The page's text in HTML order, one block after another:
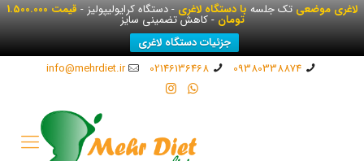
لاغری موضعیتک جلسهبا دستگاه لاغری- دستگاه کرایولیپولیز - قیمت 1.500.000
تومان- کاهش تضمینی سایز
جزئیات دستگاه لاغری
09380338874
02146136468
info@mehrdiet.ir